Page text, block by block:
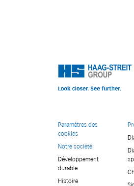
Paramètres des
cookies
Notre société
Développement
durable
Histoire